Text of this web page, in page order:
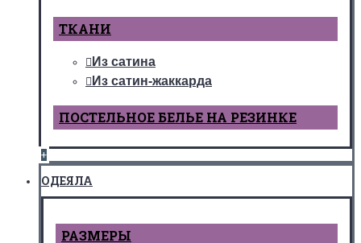
ТКАНИ
Из сатина
Из сатин-жаккарда
ПОСТЕЛЬНОЕ БЕЛЬЕ НА РЕЗИНКЕ
+
ОДЕЯЛА
РАЗМЕРЫ